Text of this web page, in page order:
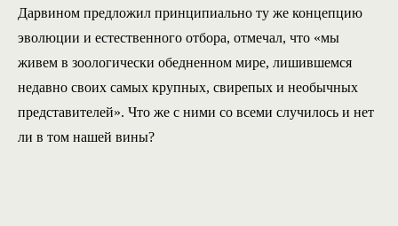
Дарвином предложил принципиально ту же концепцию
эволюции и естественного отбора, отмечал, что «мы
живем в зоологически обедненном мире, лишившемся
недавно своих самых крупных, свирепых и необычных
представителей». Что же с ними со всеми случилось и нет
ли в том нашей вины?